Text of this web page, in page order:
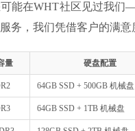
能在WHT社区见过我
务，我们凭借客户的满意
量 硬盘配置
64GB SSD + 500GB 机械盘
64GB SSD + 1TB 机械盘